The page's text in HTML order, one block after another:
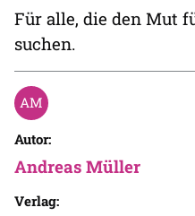
Für alle, die den Mut
suchen.
Autor:
Andreas Müller
Verlag: